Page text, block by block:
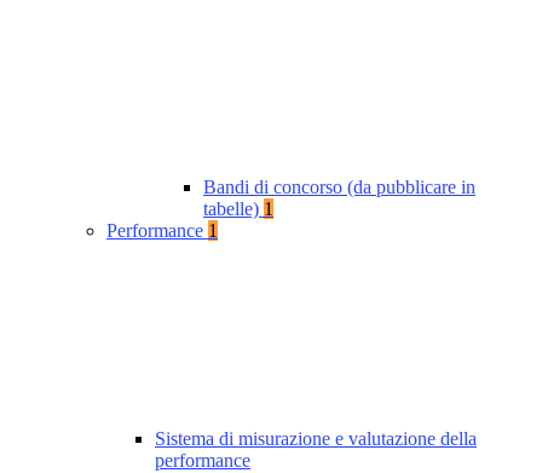
Bandi di concorso (da pubblicare in
tabelle) 1
Performance 1
Sistema di misurazione e valutazione della
performance